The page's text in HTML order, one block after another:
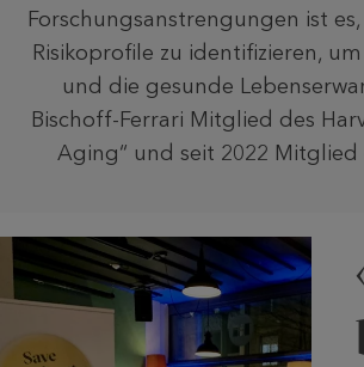
Forschungsanstrengungen ist
Risikoprofile zu identifizieren,
und die gesunde
Bischoff-Ferrari Mitglied des
Aging“ und seit 2022